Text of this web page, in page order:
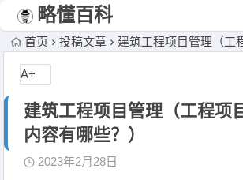
略懂百科
首页 投稿文章 建筑工程项目管理（工程项目
建筑工程项目管理（工程项
内容有哪些？）
2023年2月28日
A+